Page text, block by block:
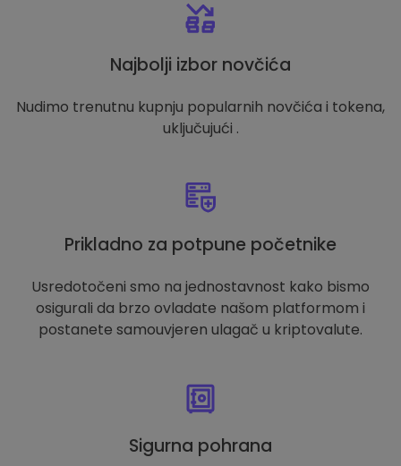
Najbolji izbor novčića
Nudimo trenutnu kupnju popularnih novčića i tokena,
uključujući .
Prikladno za potpune početnike
Usredotočeni smo na jednostavnost kako bismo
osigurali da brzo ovladate našom platformom i
postanete samouvjeren ulagač u kriptovalute.
Sigurna pohrana